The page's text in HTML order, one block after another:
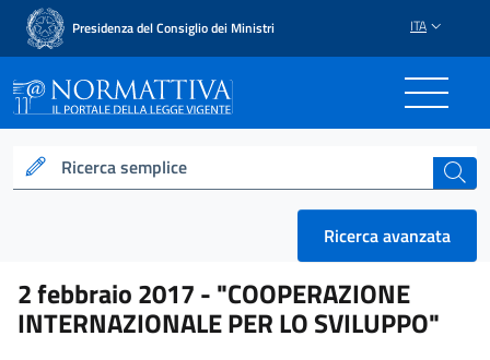
Presidenza del Consiglio dei Ministri ITA
Normattiva - Il portale
Ricerca semplice cerca
Ricerca avanzata
2 febbraio 2017 -"COOPERAZIONE
INTERNAZIONALE PER LO SVILUPPO"